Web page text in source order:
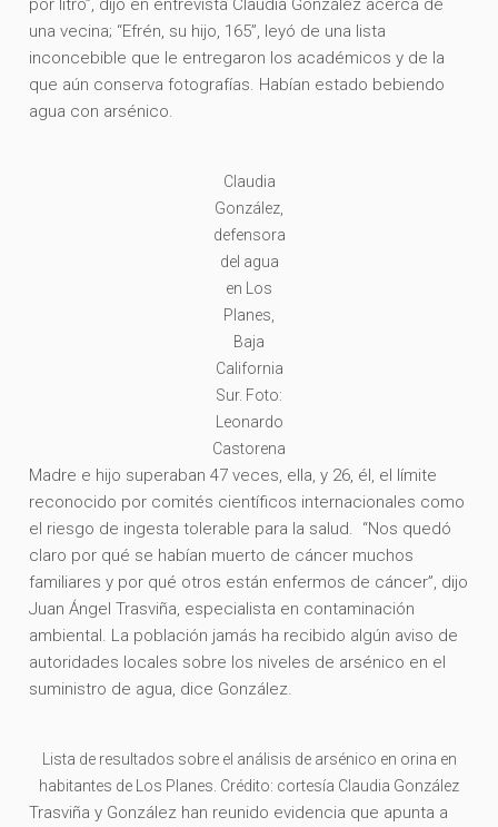
por litro”, dijo en entrevista Claudia González acerca de
una vecina; “Efrén, su hijo, 165”, leyó de una lista
inconcebible que le entregaron los académicos y de la
que aún conserva fotografías. Habían estado bebiendo
agua con arsénico.
Claudia
González,
defensora
del agua
en Los
Planes,
Baja
California
Sur. Foto:
Leonardo
Castorena
Madre e hijo superaban 47 veces, ella, y 26, él, el límite
reconocido por comités científicos internacionales como
el riesgo de ingesta tolerable para la salud. “Nos quedó
claro por qué se habían muerto de cáncer muchos
familiares y por qué otros están enfermos de cáncer”, dijo
Juan Ángel Trasviña, especialista en contaminación
ambiental. La población jamás ha recibido algún aviso de
autoridades locales sobre los niveles de arsénico en el
suministro de agua, dice González.
Lista de resultados sobre el análisis de arsénico en orina en
habitantes de Los Planes. Crédito: cortesía Claudia González
Trasviña y González han reunido evidencia que apunta a